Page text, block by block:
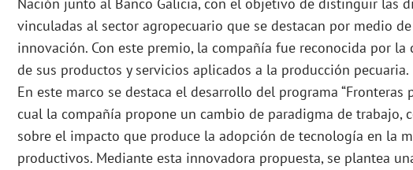
Nación junto al Banco Galicia, con el objetivo de distinguir las
vinculadas al sector agropecuario que se destacan por medio
innovación. Con este premio, la compañía fue reconocida por la
de sus productos y servicios aplicados a la producción pecuaria.
En este marco se destaca el desarrollo del programa “Fronteras
cual la compañía propone un cambio de paradigma de trabajo,
sobre el impacto que produce la adopción de tecnología en la
productivos. Mediante esta innovadora propuesta, se plantea